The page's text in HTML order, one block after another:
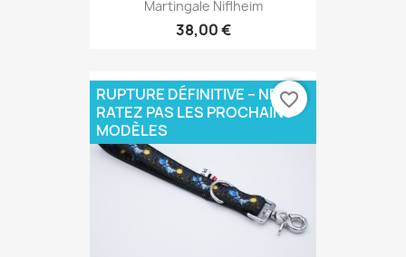
Martingale Niflheim
38,00 €
RUPTURE DÉFINITIVE – NE
RATEZ PAS LES PROCHAINS
MODÈLES
favorite_border